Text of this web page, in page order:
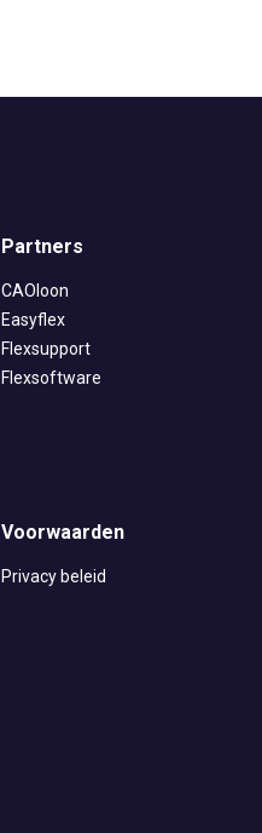
Partners
CAOloon
Easyflex
Flexsupport
Flexsoftware
Voorwaarden
Privacy beleid